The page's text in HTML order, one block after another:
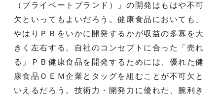
（プライベートブランド）」の開発はもはや不可
欠といってもよいだろう。健康食品においても、
やはりＰＢをいかに開発するかが収益の多寡を大
きく左右する。自社のコンセプトに合った「売れ
る」ＰＢ健康食品を開発するためには、優れた健
康食品ＯＥＭ企業とタッグを組むことが不可欠と
いえるだろう。技術力・開発力に優れた、腕利き